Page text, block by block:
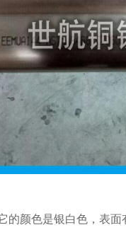
的颜色是银白色，表面